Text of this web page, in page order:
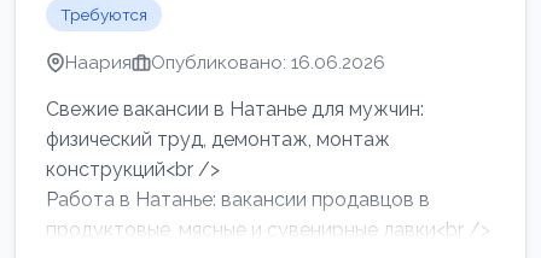
Требуются
Наария Опубликовано: 16.06.2026
Свежие вакансии в Натанье для мужчин:
физический труд, демонтаж, монтаж
конструкций<br />
Работа в Натанье: вакансии продавцов в
продуктовые, мясные и сувенирные лавки<br />